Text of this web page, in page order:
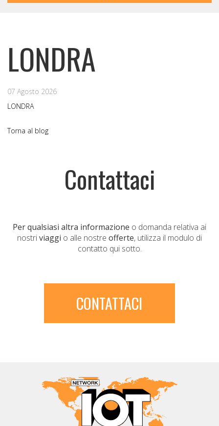
LONDRA
07 Agosto 2026
LONDRA
Torna al blog
Contattaci
Per qualsiasi altra informazione o domanda relativa ai
nostriviaggi o alle nostre offerte, utilizza il modulo di
contatto qui sotto.
CONTATTACI